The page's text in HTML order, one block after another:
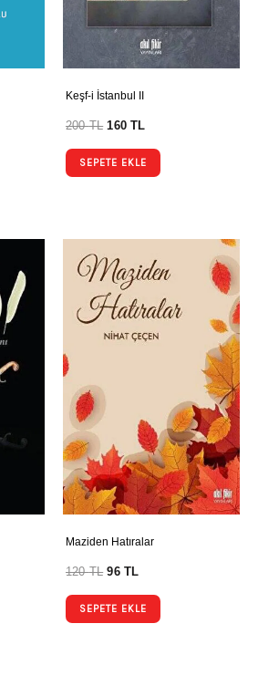
Keşf-i İstanbul II
200TL 160TL
SEPETE EKLE
Maziden Hatıralar
120TL 96TL
SEPETE EKLE